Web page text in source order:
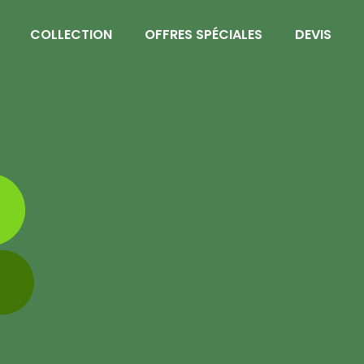
COLLECTION OFFRES SPÉCIALES DEVIS